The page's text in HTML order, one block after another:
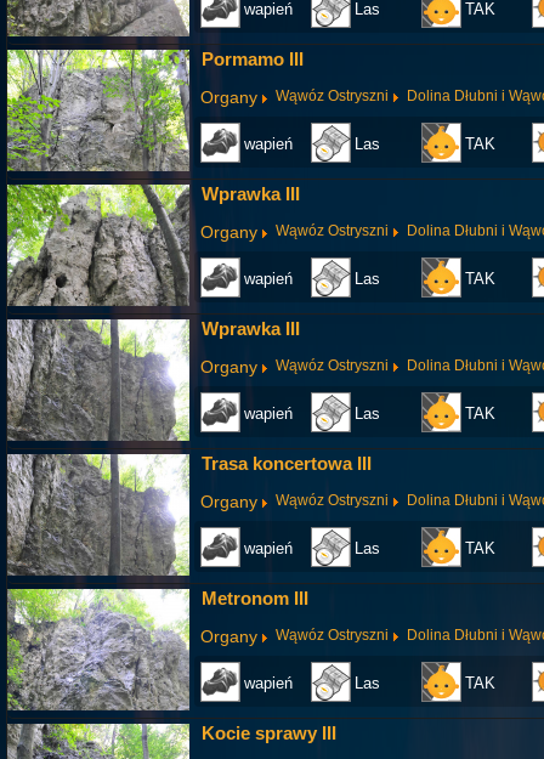
wapień Las TAK
Pormamo III
Organy Wąwóz Ostryszni Dolina Dłubni i
wapień Las TAK
Wprawka III
Organy Wąwóz Ostryszni Dolina Dłubni i
wapień Las TAK
Wprawka III
Organy Wąwóz Ostryszni Dolina Dłubni i
wapień Las TAK
Trasa koncertowa III
Organy Wąwóz Ostryszni Dolina Dłubni i
wapień Las TAK
Metronom III
Organy Wąwóz Ostryszni Dolina Dłubni i
wapień Las TAK
Kocie sprawy III